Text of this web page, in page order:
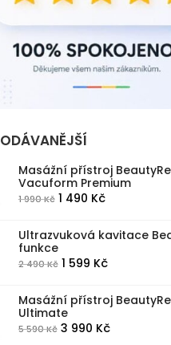
Masážní přístroj
Vacuform Premium
1 990Kč Původní
byla:
1
990 Kč.
1 490 KčAktuální
je:
490 Kč.
Ultrazvuková kavitace
funkce
2 490Kč Původní
byla:
2
490 Kč.
1 599 KčAktuální
je:
599 Kč.
Masážní přístroj
Ultimate
5 590Kč Původní
3 990 KčAktuální